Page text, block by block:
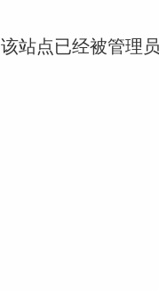
站点已经被管理